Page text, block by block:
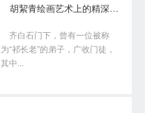
胡絜青绘画艺术上的精深造诣从何而来?
齐白石门下，曾有一位被称
为“祁长老”的弟子，广收门徒，
其中...